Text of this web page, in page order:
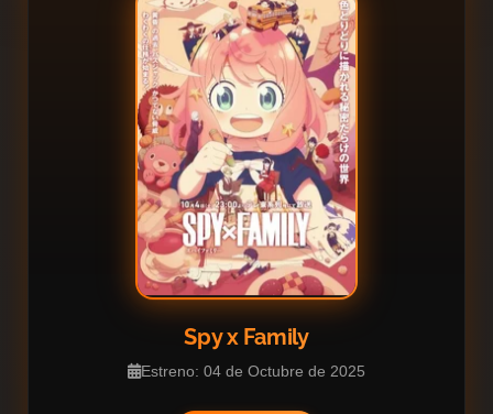
Spy x Family
Estreno: 04 de Octubre de 2025